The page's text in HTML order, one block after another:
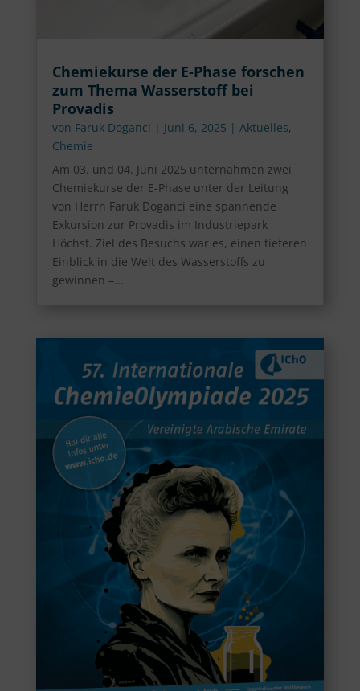
Chemiekurse der E-Phase forschen
zum Thema Wasserstoff bei
Provadis
von Faruk Doganci | Juni 6, 2025 | Aktuelles,
Chemie
Am 03. und 04. Juni 2025 unternahmen zwei
Chemiekurse der E-Phase unter der Leitung
von Herrn Faruk Doganci eine spannende
Exkursion zur Provadis im Industriepark
Höchst. Ziel des Besuchs war es, einen tieferen
Einblick in die Welt des Wasserstoffs zu
gewinnen –...